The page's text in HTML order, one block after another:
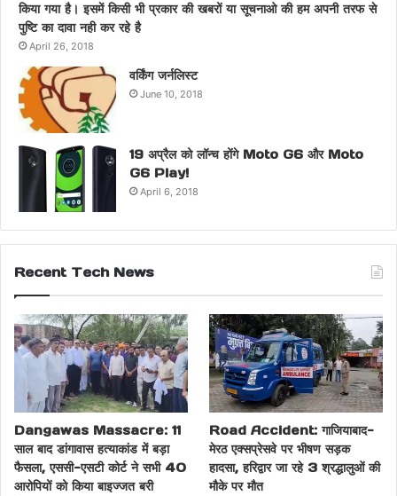
किया गया है। इसमें किसी भी प्रकार की खबरों या सूचनाओ की हम अपनी तरफ से
पुष्टि का दावा नही कर रहे है
April 26, 2018
वर्किंग जर्नलिस्ट
June 10, 2018
19 अप्रैल को लॉन्च होंगे Moto G6 और Moto
G6 Play!
April 6, 2018
Recent Tech News
Dangawas Massacre: 11
साल बाद डांगावास हत्याकांड में बड़ा
फैसला, एससी-एसटी कोर्ट ने सभी 40
आरोपियों को किया बाइज्जत बरी
Road Accident: गाजियाबाद-
मेरठ एक्सप्रेसवे पर भीषण सड़क
हादसा, हरिद्वार जा रहे 3 श्रद्धालुओं की
मौके पर मौत